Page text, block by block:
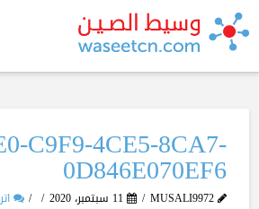
C9F9-4CE5-8CA7-
0D846E070EF6
MUSALI9972 11 سبتمبر، 2020